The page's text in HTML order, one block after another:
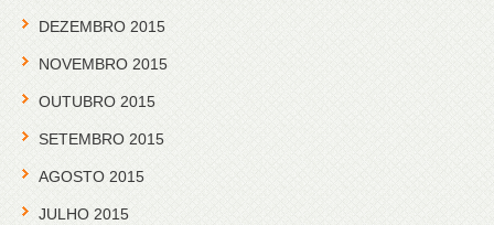
DEZEMBRO 2015
NOVEMBRO 2015
OUTUBRO 2015
SETEMBRO 2015
AGOSTO 2015
JULHO 2015